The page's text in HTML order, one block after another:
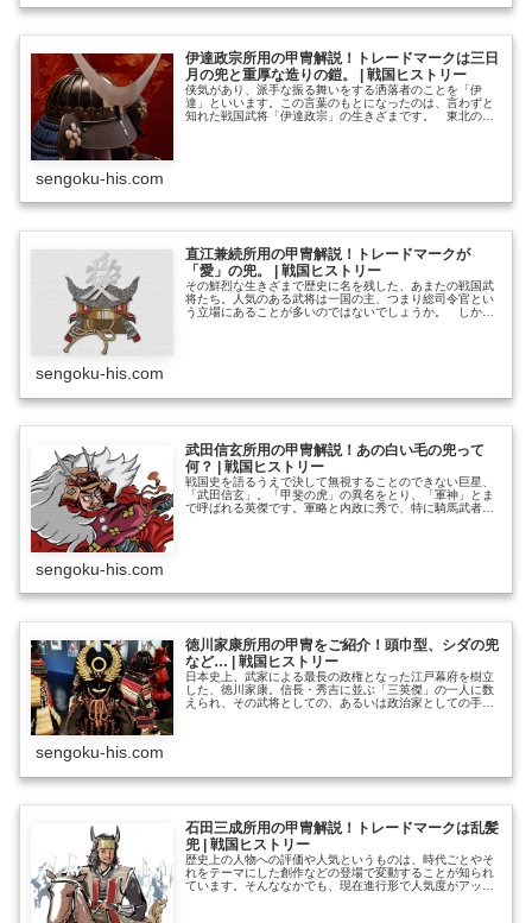
史料が多………………～続きを読む～
伊達政宗所用の甲冑解説！トレードマークは三日
月の兜と重厚な造りの鎧。 | 戦国ヒストリー
侠気があり、派手な振る舞いをする洒落者のことを「伊
達」といいます。この言葉のもとになったのは、言わずと
知れた戦国武将「伊達政宗」の生きざまです。 東北の
sengoku-his.com
直江兼続所用の甲冑解説！トレードマークが
「愛」の兜。 | 戦国ヒストリー
その鮮烈な生きざまで歴史に名を残した、あまたの戦国武
将たち。人気のある武将は一国の主、つまり総司令官とい
う立場にあることが多いのではないでしょうか。 しか
sengoku-his.com
武田信玄所用の甲冑解説！あの白い毛の兜って
何？ | 戦国ヒストリー
戦国史を語るうえで決して無視することのできない巨星、
「武田信玄」。「甲斐の虎」の異名をとり、「軍神」とま
で呼ばれる英傑です。軍略と内政に秀で、特に騎馬武者の
sengoku-his.com
徳川家康所用の甲冑をご紹介！頭巾型、シダの兜
など… | 戦国ヒストリー
日本史上、武家による最長の政権となった江戸幕府を樹立
した、徳川家康。信長・秀吉に並ぶ「三英傑」の一人に数
えられ、その武将としての、あるいは政治家としての手腕
うも………………～続きを読む～
sengoku-his.com
石田三成所用の甲冑解説！トレードマークは乱髪
兜 | 戦国ヒストリー
歴史上の人物への評価や人気というものは、時代ごとやそ
れをテーマにした創作などの登場で変動することが知られ
ています。そんななかでも、現在進行形で人気度がアップ